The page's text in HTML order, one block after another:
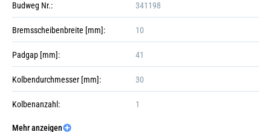
Budweg Nr.: 341198
Bremsscheibenbreite [mm]: 10
Padgap [mm]: 41
Kolbendurchmesser [mm]: 30
Kolbenanzahl: 1
Einbauposition:
Mehr anzeigen